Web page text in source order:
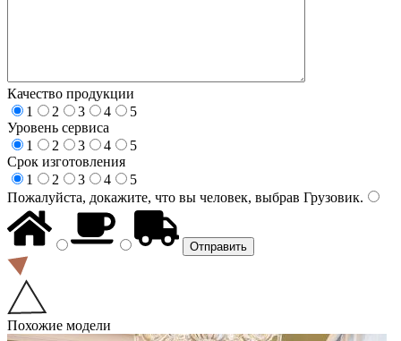
Качество продукции
1
2 3 4
5
Уровень сервиса
1
2 3 4
5
Срок изготовления
1
2 3 4
5
Пожалуйста, докажите, что вы человек, выбрав Грузовик.
Похожие модели